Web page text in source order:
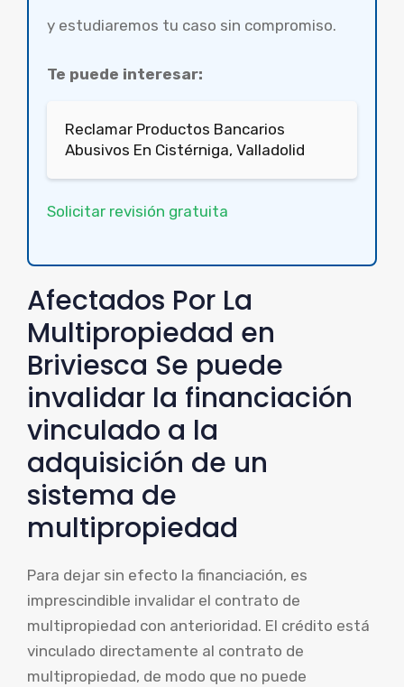
y estudiaremos tu caso sin compromiso.
Te puede interesar:
Reclamar Productos Bancarios
Abusivos En Cistérniga, Valladolid
Solicitar revisión gratuita
Afectados Por La
Multipropiedad en
Briviesca Se puede
invalidar la financiación
vinculado a la
adquisición de un
sistema de
multipropiedad
Para dejar sin efecto la financiación, es
imprescindible invalidar el contrato de
multipropiedad con anterioridad. El crédito está
vinculado directamente al contrato de
multipropiedad, de modo que no puede